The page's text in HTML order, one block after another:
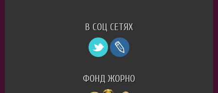
В СОЦ СЕТЯХ
ФОНД ЖОРНО